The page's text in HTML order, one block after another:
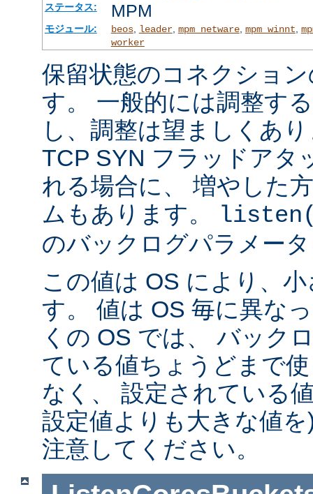
ステータス: MPM
モジュール: beos, leader, mpm_netware, mpm_winnt,
worker
保留状態のコネクショ
す。 一般的には調整す
し、調整は望ましくあ
TCP SYN フラッドアタ
れる場合に、 増やした
ムもあります。
のバックログパラメー
この値は OS により、
す。 値は OS 毎に異な
くの OS では、 バック
ている値ちょうどまで
なく、 設定されている
設定値よりも大きな値
注意してください。